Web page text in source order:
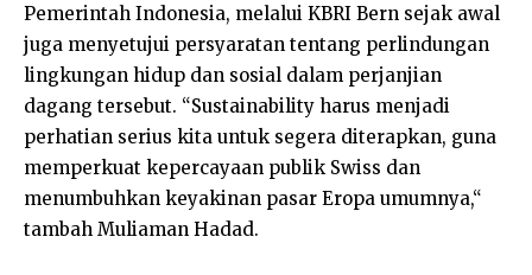
Pemerintah Indonesia, melalui KBRI Bern sejak awal
juga menyetujui persyaratan tentang perlindungan
lingkungan hidup dan sosial dalam perjanjian
dagang tersebut. “Sustainability harus menjadi
perhatian serius kita untuk segera diterapkan, guna
memperkuat kepercayaan publik Swiss dan
menumbuhkan keyakinan pasar Eropa umumnya,“
tambah Muliaman Hadad.